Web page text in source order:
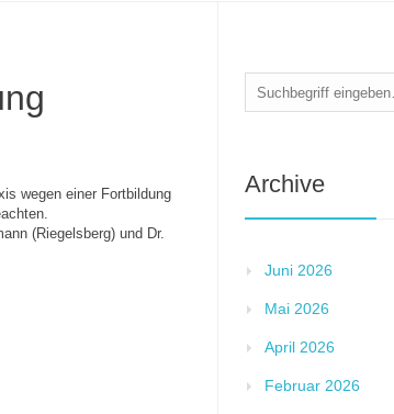
wegen einer Fortbildung
(Riegelsberg) und Dr.
Archive
Juni 2026
Mai 2026
April 2026
Februar 2026